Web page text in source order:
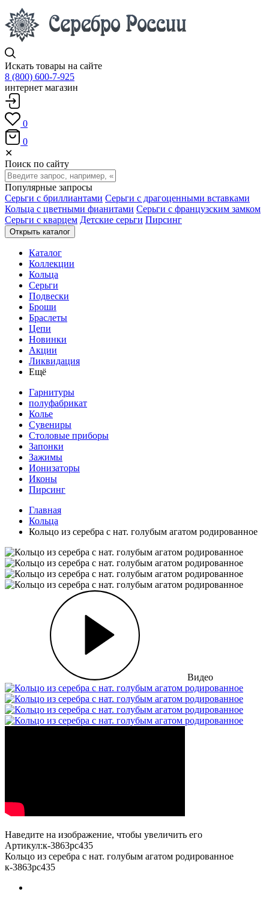
Искать товары на сайте
8 (800) 600-7-925
интернет магазин
0
0
✕
Поиск по сайту
Популярные запросы
Серьги с бриллиантами Серьги с драгоценными вставками
Кольца с цветными фианитами Серьги с французским замком
Серьги с кварцем Детские серьги Пирсинг
Открыть каталог
Каталог
Коллекции
Кольца
Серьги
Подвески
Броши
Браслеты
Цепи
Новинки
Акции
Ликвидация
Ещё
Гарнитуры
полуфабрикат
Колье
Сувениры
Столовые приборы
Запонки
Зажимы
Ионизаторы
Иконы
Пирсинг
Главная
Кольца
Кольцо из серебра с нат. голубым агатом родированное
Видео
Наведите на изображение, чтобы увеличить его
Артикул:к-3863рс435
Кольцо из серебра с нат. голубым агатом родированное
к-3863рс435